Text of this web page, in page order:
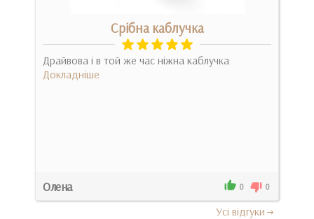
Срібна каблучка
Драйвова і в той же час ніжна каблучка
Докладніше
Олена 0 0
Усi вiдгуки